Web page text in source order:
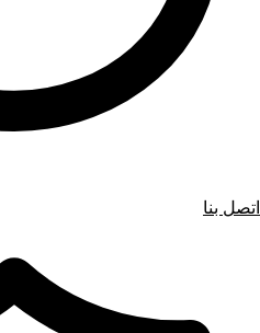
اتصل بنا